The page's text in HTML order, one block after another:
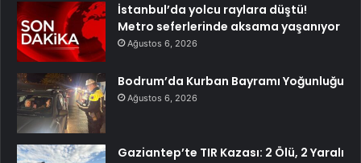
İstanbul’da yolcu raylara düştü!
Metro seferlerinde aksama yaşanıyor
Ağustos 6, 2026
Bodrum’da Kurban Bayramı Yoğunluğu
Ağustos 6, 2026
Gaziantep’te TIR Kazası: 2 Ölü, 2 Yaralı